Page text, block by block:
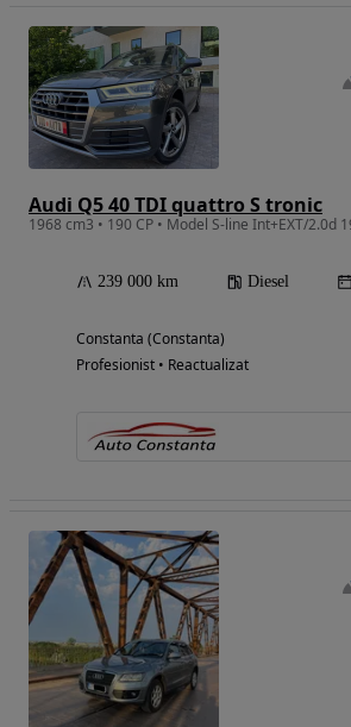
Audi Q5 40 TDI quattro S tronic
239 000 km Diesel
Constanta (Constanta)
Profesionist • Reactualizat